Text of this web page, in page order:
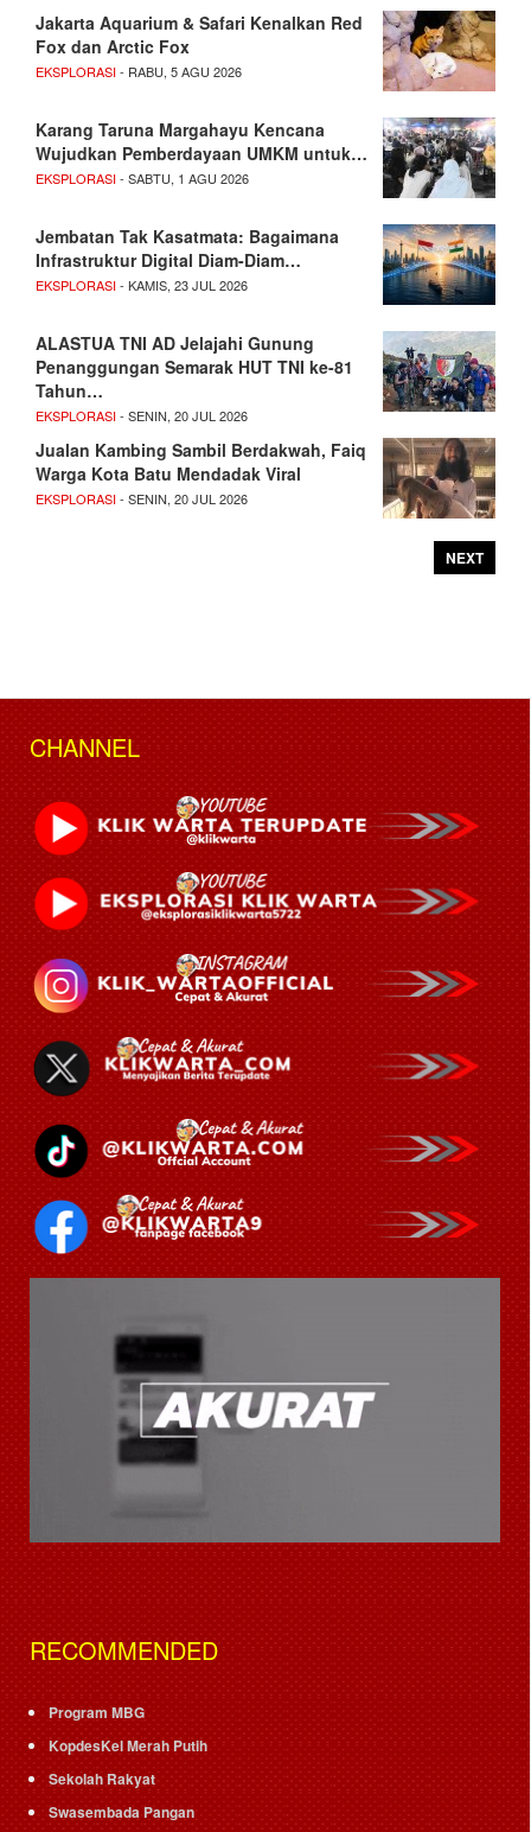
Jakarta Aquarium & Safari Kenalkan Red
Fox dan Arctic Fox
EKSPLORASI- RABU, 5 AGU 2026
Karang Taruna Margahayu Kencana
Wujudkan Pemberdayaan UMKM untuk…
EKSPLORASI- SABTU, 1 AGU 2026
Jembatan Tak Kasatmata: Bagaimana
Infrastruktur Digital Diam-Diam…
EKSPLORASI- KAMIS, 23 JUL 2026
ALASTUA TNI AD Jelajahi Gunung
Penanggungan Semarak HUT TNI ke-81
Tahun…
EKSPLORASI- SENIN, 20 JUL 2026
Jualan Kambing Sambil Berdakwah, Faiq
Warga Kota Batu Mendadak Viral
EKSPLORASI- SENIN, 20 JUL 2026
NEXT
CHANNEL
RECOMMENDED
Program MBG
KopdesKel Merah Putih
Sekolah Rakyat
Swasembada Pangan